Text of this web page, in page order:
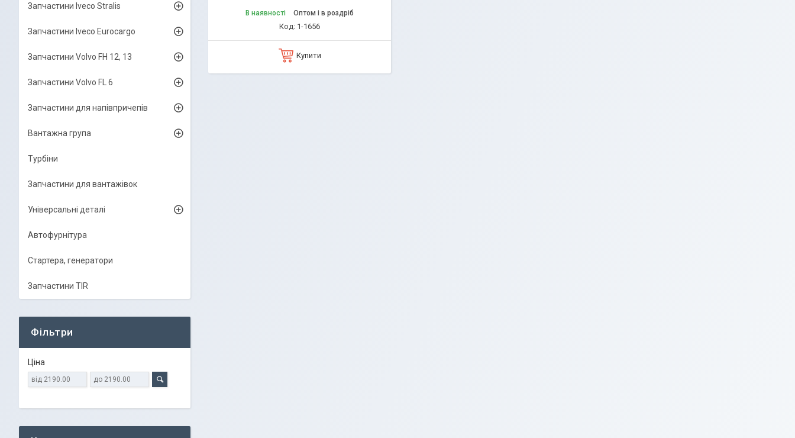
В наявності Оптом і в роздріб
1-1656
Купити
Запчастини Iveco Stralis
Запчастини Iveco Eurocargo
Запчастини Volvo FH 12, 13
Запчастини Volvo FL 6
Запчастини для напівпричепів
Вантажна група
Турбіни
Запчастини для вантажівок
Універсальні деталі
Автофурнітура
Стартера, генератори
Запчастини TIR
Фільтри
Ціна